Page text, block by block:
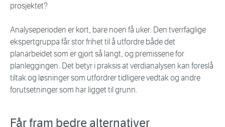
prosjektet?
Analyseperioden er kort, bare noen få uker. Den tverrfaglige
ekspertgruppa får stor frihet til å utfordre både det
planarbeidet som er gjort så langt, og premissene for
planleggingen. Det betyr i praksis at verdianalysen kan foreslå
tiltak og løsninger som utfordrer tidligere vedtak og andre
forutsetninger som har ligget til grunn.
Får fram bedre alternativer